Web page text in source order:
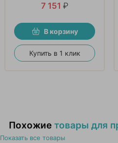
7 151 ₽
В корзину
Купить в 1 клик
Похожие товары для
Показать все товары